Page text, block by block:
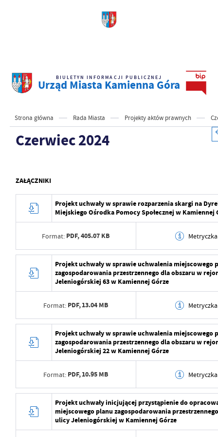
BIULETYN INFORMACJI PUBLICZNEJ
Urząd Miasta Kamienna Góra
Strona główna Rada Miasta Projekty aktów prawnych
Czerwiec 2024
ZAŁĄCZNIKI
Projekt uchwały w sprawie rozparzenia skargi na
Miejskiego Ośrodka Pomocy Społecznej w Kamiennej
Format: PDF,405.07 KB Metryczka
Wytworzył Malwina
Data ostatniej aktualizacji 2024-06-20 07:07:23
Ostatnio zaktualizował Malwina
Projekt uchwały w sprawie uchwalenia miejscowego
zagospodarowania przestrzennego dla obszaru w
Jeleniogórskiej 63 w Kamiennej Górze
Format: PDF,13.04 MB Metryczka
Wytworzył Malwina
Data ostatniej aktualizacji 2024-06-20 07:09:44
Ostatnio zaktualizował Malwina
Projekt uchwały w sprawie uchwalenia miejscowego
zagospodarowania przestrzennego dla obszaru w
Jeleniogórskiej 22 w Kamiennej Górze
Format: PDF,10.95 MB Metryczka
Wytworzył Malwina
Projekt uchwały inicjującej przystąpienie do
miejscowego planu zagospodarowania
ulicy Jeleniogórskiej w Kamiennej Górze